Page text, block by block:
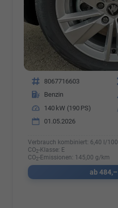
Fahrzeugnr. 8067716603
Kraftstoff
Benzin
Leistung
140 kW (190 PS)
01.05.2026
Verbrauch kombiniert: 6,40 l/
CO2-Klasse: E
CO2-Emissionen: 145,00 g/km
ab